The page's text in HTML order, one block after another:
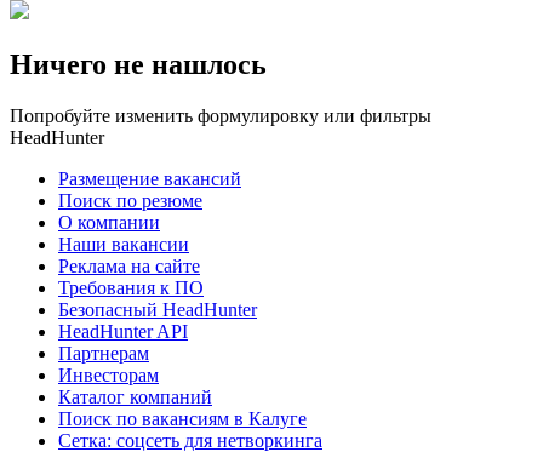
Ничего не нашлось
Попробуйте изменить формулировку или фильтры
HeadHunter
Размещение вакансий
Поиск по резюме
О компании
Наши вакансии
Реклама на сайте
Требования к ПО
Безопасный HeadHunter
HeadHunter API
Партнерам
Инвесторам
Каталог компаний
Поиск по вакансиям в Калуге
Сетка: соцсеть для нетворкинга